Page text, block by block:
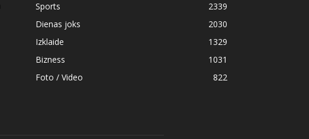
Sports
2339
Dienas joks
2030
Izklaide
1329
Bizness
1031
Foto / Video
822